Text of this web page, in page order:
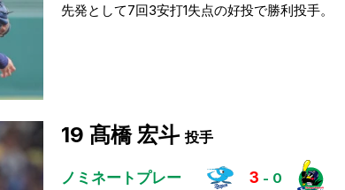
先発として7回3安打1失点の好投で勝利投手。
19 髙橋 宏斗 投手
ノミネートプレー 3 - 0